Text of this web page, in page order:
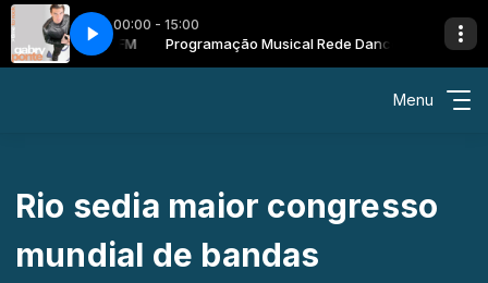
00:00 - 15:00
Dance FM Programação Musical Rede Dance FM
Gabry Ponte - Got To Get
Menu
Rio sedia maior congresso
mundial de bandas